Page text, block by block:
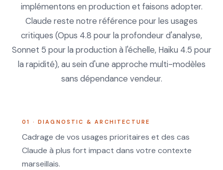
implémentons en production et faisons adopter.
Claude reste notre référence pour les usages
critiques (Opus 4.8 pour la profondeur d'analyse,
Sonnet 5 pour la production à l'échelle, Haiku 4.5 pour
la rapidité), au sein d'une approche multi-modèles
sans dépendance vendeur.
01 · DIAGNOSTIC & ARCHITECTURE
Cadrage de vos usages prioritaires et des cas
Claude à plus fort impact dans votre contexte
marseillais.